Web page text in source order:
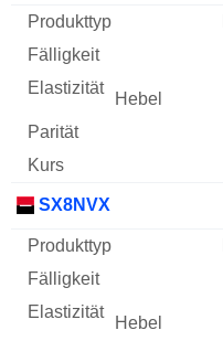
SX8NVX